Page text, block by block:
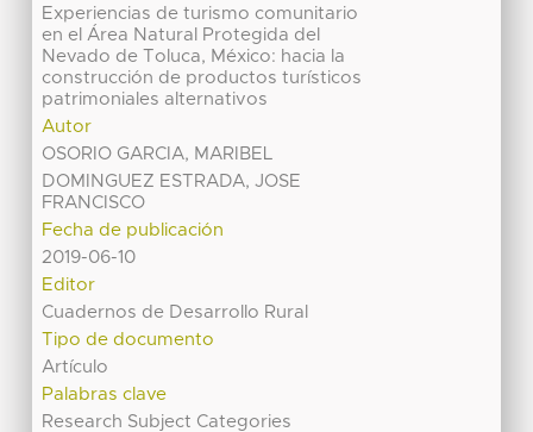
Experiencias de turismo comunitario
en el Área Natural Protegida del
Nevado de Toluca, México: hacia la
construcción de productos turísticos
patrimoniales alternativos
Autor
OSORIO GARCIA, MARIBEL
DOMINGUEZ ESTRADA, JOSE
FRANCISCO
Fecha de publicación
2019-06-10
Editor
Cuadernos de Desarrollo Rural
Tipo de documento
Artículo
Palabras clave
Research Subject Categories